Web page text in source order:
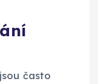
často